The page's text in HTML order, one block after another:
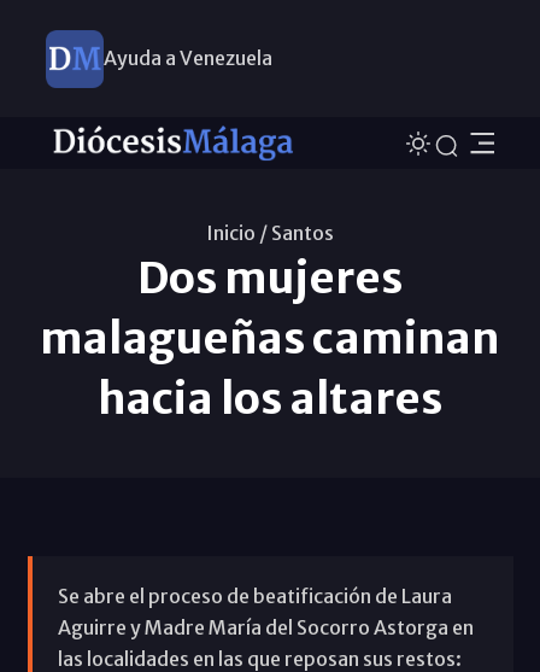
Ayuda a Venezuela
Inicio / Santos
Dos mujeres
malagueñas caminan
hacia los altares
Se abre el proceso de beatificación de Laura
Aguirre y Madre María del Socorro Astorga en
las localidades en las que reposan sus restos: